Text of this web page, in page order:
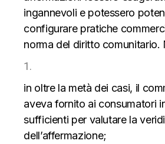
ingannevoli e potessero
configurare pratiche
norma del diritto comunitario.
in oltre la metà dei casi, il
aveva fornito ai consumatori
sufficienti per valutare la
dell’affermazione;